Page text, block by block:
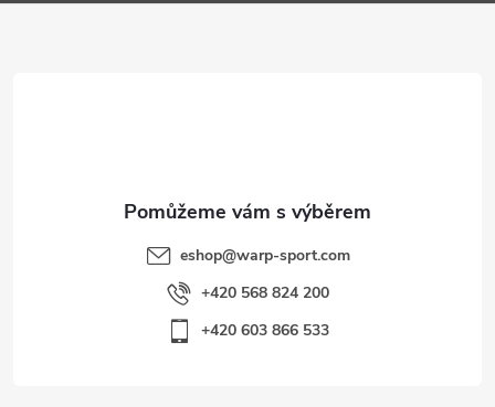
eshop@warp-sport.com
+420 568 824 200
+420 603 866 533